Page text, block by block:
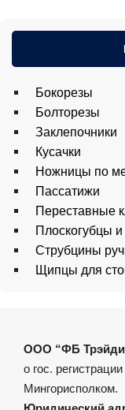
Бокорезы
Болторезы
Заклепочники
Кусачки
Ножницы по
Пассатижи
Переставные
Плоскогубцы
Струбцины
Щипцы для
ООО “ФБ
о гос.
Мингорисполком.